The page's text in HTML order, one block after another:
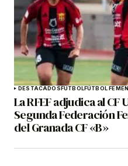
DESTACADOSFÚTBOLFÚTBOL
La RFEF adjudica al
Segunda Federación
del Granada CF «B»